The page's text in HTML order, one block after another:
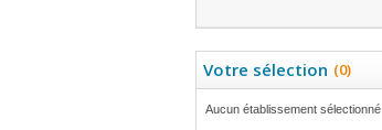
Votre sélection (0)
Aucun établissement sélectionné